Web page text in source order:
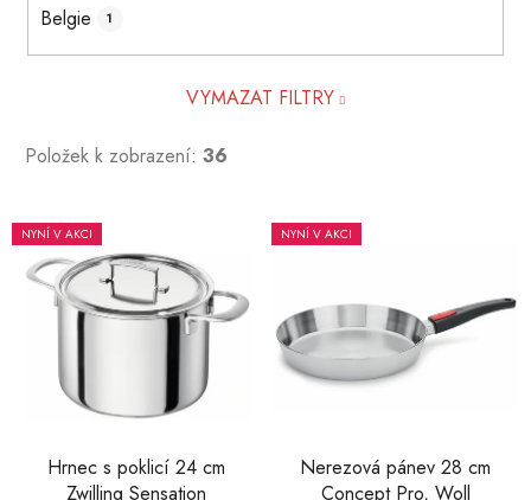
Belgie 1
VYMAZAT FILTRY
Položek k zobrazení: 36
V
ý
p
NYNÍ V AKCI
Hrnec s poklicí 24 cm
Zwilling Sensation
NYNÍ V AKCI
Nerezová pánev 28 cm
Concept Pro, Woll